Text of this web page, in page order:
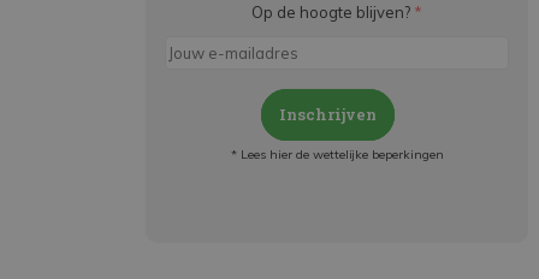
Op de hoogte blijven? *
Inschrijven
* Lees hier de wettelijke beperkingen